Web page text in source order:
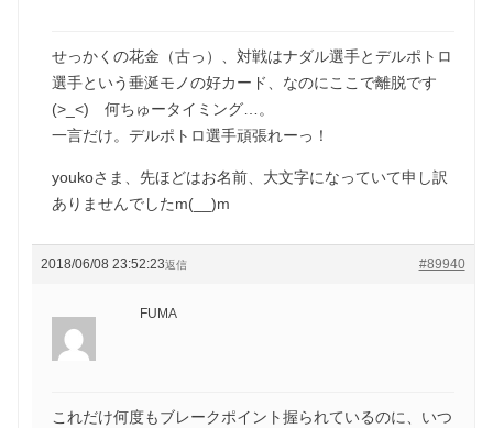
せっかくの花金（古っ）、対戦はナダル選手とデルポトロ
選手という垂涎モノの好カード、なのにここで離脱です
(>_<) 何ちゅータイミング…。
一言だけ。デルポトロ選手頑張れーっ！
youkoさま、先ほどはお名前、大文字になっていて申し訳
ありませんでしたm(__)m
2018/06/08 23:52:23 #89940
返信
FUMA
これだけ何度もブレークポイント握られているのに、いつ